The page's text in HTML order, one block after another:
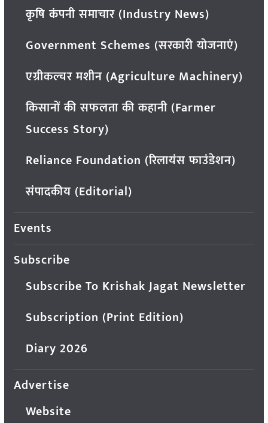
कृषि कंपनी समाचार (Industry News)
Government Schemes (सरकारी योजनाएं)
एग्रीकल्चर मशीन (Agriculture Machinery)
किसानों की सफलता की कहानी (Farmer
Success Story)
Reliance Foundation (रिलायंस फाउंडेशन)
संपादकीय (Editorial)
Events
Subscribe
Subscribe To Krishak Jagat Newsletter
Subscription (Print Edition)
Diary 2026
Advertise
Website